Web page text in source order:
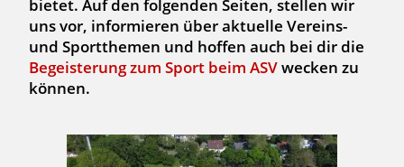
bietet. Auf den folgenden Seiten, stellen wir
uns vor, informieren über aktuelle Vereins-
und Sportthemen und hoffen auch bei dir die
Begeisterung zum Sport beim ASVwecken zu
können.